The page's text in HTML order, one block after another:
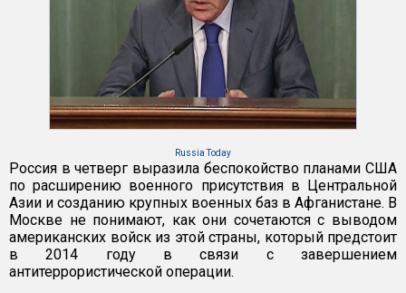
Russia Today
Россия в четверг выразила беспокойство планами США
по расширению военного присутствия в Центральной
Азии и созданию крупных военных баз в Афганистане. В
Москве не понимают, как они сочетаются с выводом
американских войск из этой страны, который предстоит
в 2014 году в связи с завершением
антитеррористической операции.